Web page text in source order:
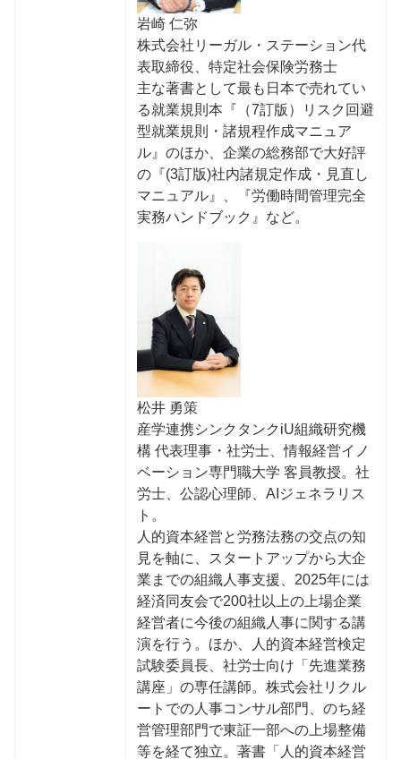
岩崎 仁弥
株式会社リーガル・ステーション代
表取締役、特定社会保険労務⼠
主な著書として最も日本で売れてい
る就業規則本『（7訂版）リスク回避
型就業規則・諸規程作成マニュア
ル』のほか、企業の総務部で大好評
の『(3訂版)社内諸規定作成・見直し
マニュアル』、『労働時間管理完全
実務ハンドブック』など。
松井 勇策
産学連携シンクタンクiU組織研究機
構 代表理事・社労士、情報経営イノ
ベーション専門職大学 客員教授。社
労士、公認心理師、AIジェネラリス
ト。
人的資本経営と労務法務の交点の知
見を軸に、スタートアップから大企
業までの組織人事支援、2025年には
経済同友会で200社以上の上場企業
経営者に今後の組織人事に関する講
演を行う。ほか、人的資本経営検定
試験委員長、社労士向け「先進業務
講座」の専任講師。株式会社リクル
ートでの人事コンサル部門、のち経
営管理部門で東証一部への上場整備
等を経て独立。著書「人的資本経営